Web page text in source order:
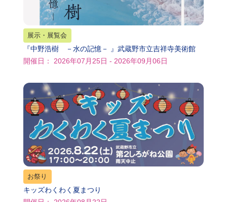
展示・展覧会
『中野浩樹 －水の記憶－ 』武蔵野市立吉祥寺美術館
開催日： 2026年07月25日 - 2026年09月06日
お祭り
キッズわくわく夏まつり